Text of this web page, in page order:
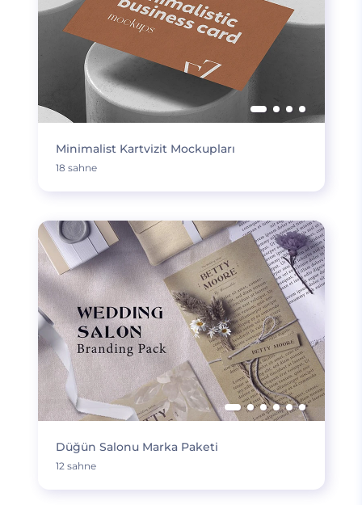
Minimalist Kartvizit Mockupları
18 sahne
Düğün Salonu Marka Paketi
12 sahne